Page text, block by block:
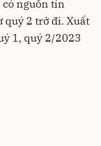
nguồn tín
quý 2 trở đi. Xuất
1, quý 2/2023